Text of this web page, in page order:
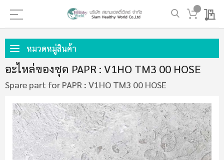
My
ไป
ที่
เนื้อหา
หมวดหมู่สินค้า
อะไหล่ของชุด PAPR : V1HO TM3 00 HOSE
Spare part for PAPR : V1HO TM3 00 HOSE
ข้าม
ไป
ที่
ส่วน
ท้าย